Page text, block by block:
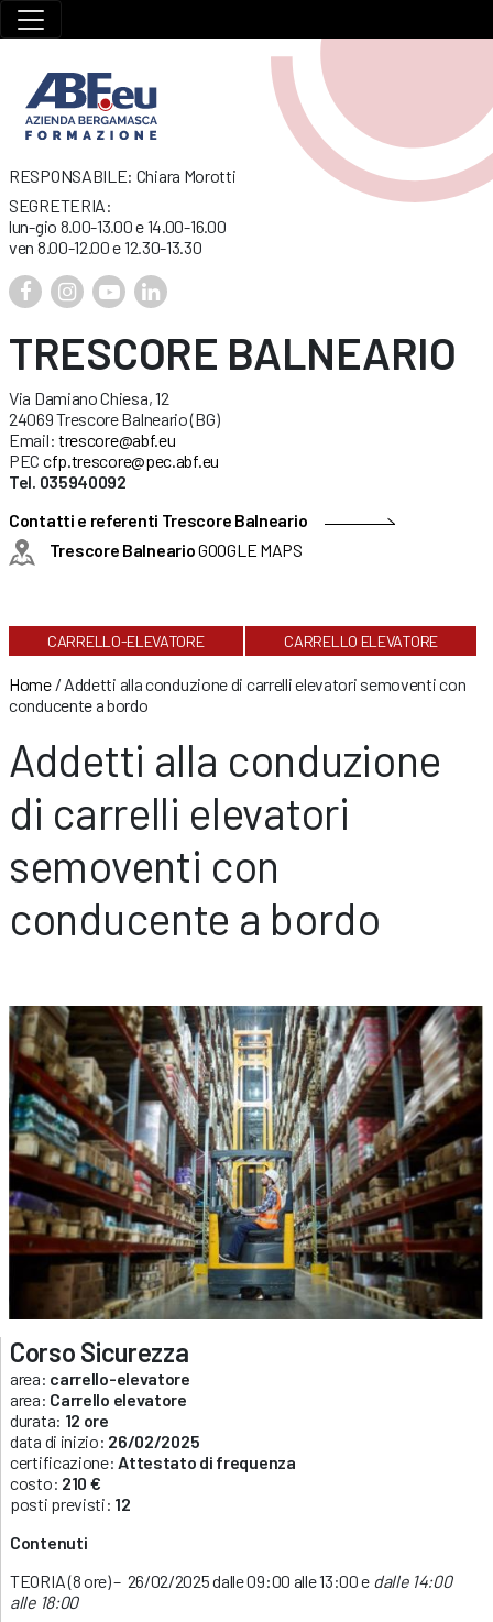
RESPONSABILE: Chiara Morotti
SEGRETERIA:
lun-gio 8.00-13.00 e 14.00-16.00
ven 8.00-12.00 e 12.30-13.30
TRESCORE BALNEARIO
Via Damiano Chiesa, 12
24069 Trescore Balneario (BG)
Email: trescore@abf.eu
PEC cfp.trescore@pec.abf.eu
Tel. 035940092
Contatti e referenti Trescore Balneario
Trescore BalnearioGOOGLE MAPS
CARRELLO-ELEVATORE CARRELLO ELEVATORE
Home/ Addetti alla conduzione di carrelli elevatori semoventi con
conducente a bordo
Addetti alla conduzione
di carrelli elevatori
semoventi con
conducente a bordo
Corso Sicurezza
area: carrello-elevatore
area: Carrello elevatore
durata: 12 ore
data di inizio: 26/02/2025
certificazione: Attestato di frequenza
costo: 210 €
posti previsti: 12
Contenuti
TEORIA (8 ore) – 26/02/2025 dalle 09:00 alle 13:00 e dalle 14:00
alle 18:00